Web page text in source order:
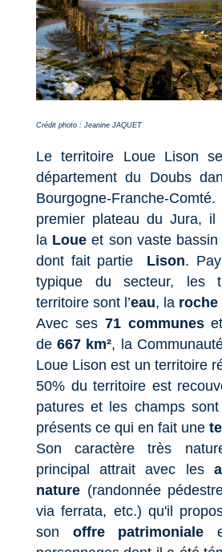
Crédit photo : Jeanine JAQUET
Le territoire Loue Lison
département du Doubs
Bourgogne-Franche-
premier plateau du Jura,
la Loueet son vaste
dont fait partie Lison.
typique du secteur, les
territoire sont l’eau, la roche
Avec ses 71 communeset
de667 km², la
Loue Lison est un territoire
50% du territoire est
patures et les champs
présents ce qui en fait une
Son caractère très
principal attrait avec les
nature (randonnée
via ferrata, etc.) qu'il
son offre patrimoniale